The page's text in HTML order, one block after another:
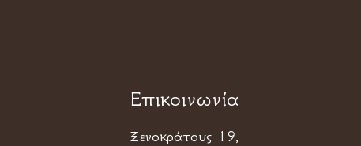
Επικοινωνία
Ξενοκράτους 19,